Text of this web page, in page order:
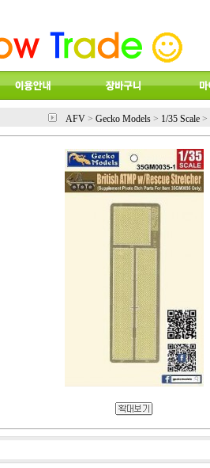
AFV > Gecko Models > 1/35 Scale >